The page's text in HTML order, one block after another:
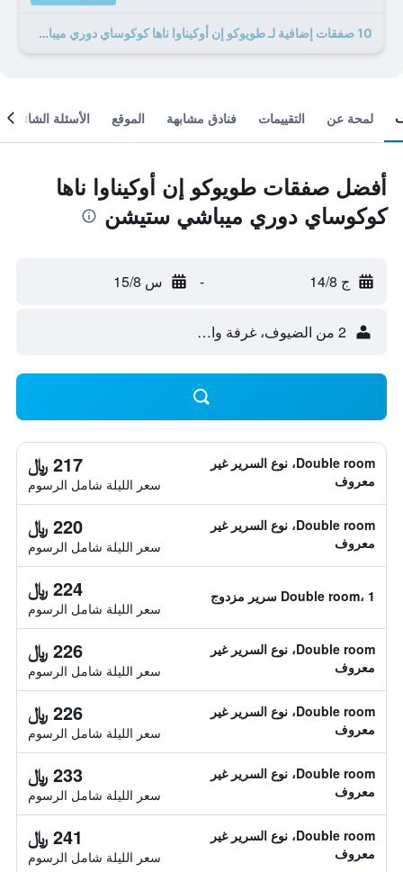
10 صفقات إضافية لـ طويوكو إن أوكيناوا ناها كوكوساي دوري ميباشي ستيشن
لمحة عن التقييمات فنادق مشابهة الموقع الأسئلة الشائعة
أفضل صفقات طويوكو إن أوكيناوا ناها
كوكوساي دوري ميباشي ستيشن
ج 14/8 - س 15/8
2 من الضيوف، غرفة واحدة
Double room، نوع السرير غير
معروف
217 ﷼
سعر الليلة شامل الرسوم
Double room، نوع السرير غير
معروف
220 ﷼
سعر الليلة شامل الرسوم
Double room، 1 سرير مزدوج 224 ﷼
سعر الليلة شامل الرسوم
Double room، نوع السرير غير
معروف
226 ﷼
سعر الليلة شامل الرسوم
Double room، نوع السرير غير
معروف
226 ﷼
سعر الليلة شامل الرسوم
Double room، نوع السرير غير
معروف
233 ﷼
سعر الليلة شامل الرسوم
Double room، نوع السرير غير
معروف
241 ﷼
سعر الليلة شامل الرسوم